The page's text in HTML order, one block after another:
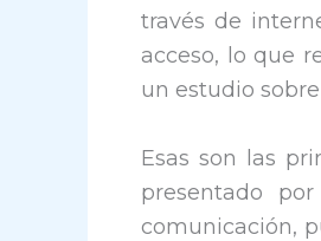
través de
acceso, lo que
un estudio
Esas son las
presentado
comunicación,